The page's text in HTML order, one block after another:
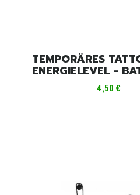
TEMPORÄRES
ENERGIELEVEL -
Preis
4,50 €